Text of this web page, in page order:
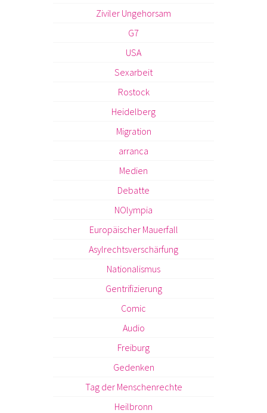
Ziviler Ungehorsam
G7
USA
Sexarbeit
Rostock
Heidelberg
Migration
arranca
Medien
Debatte
NOlympia
Europäischer Mauerfall
Asylrechtsverschärfung
Nationalismus
Gentrifizierung
Comic
Audio
Freiburg
Gedenken
Tag der Menschenrechte
Heilbronn